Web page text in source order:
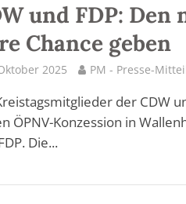
und FDP:
Chance geben
2025 PM - Presse-
der CDW
ÖPNV-Konzession in
Die...